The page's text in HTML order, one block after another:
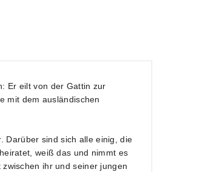
Er eilt von der Gattin zur
mit dem ausländischen
Darüber sind sich alle einig, die
weiß das und nimmt es
ihr und seiner jungen